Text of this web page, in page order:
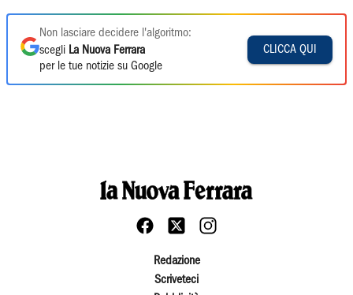
Non lasciare decidere l'algoritmo:
scegli La Nuova Ferrara
per le tue notizie su Google
CLICCA QUI
Redazione
Scriveteci